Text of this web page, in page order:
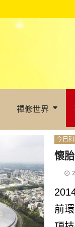
禪修世界
今日
懷
前